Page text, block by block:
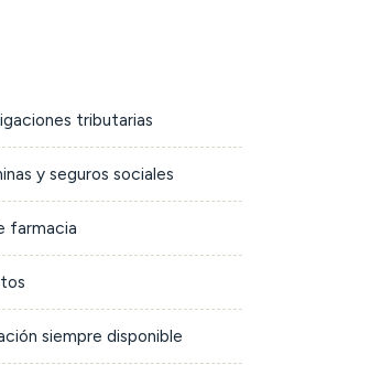
tributarias
y seguros sociales
farmacia
siempre disponible